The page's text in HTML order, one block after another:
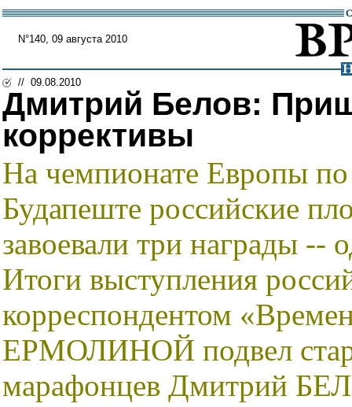
N°140, 09 августа 2010
// 09.08.2010
Дмитрий Белов:
коррективы
На чемпионате Европы
Будапеште российские
завоевали три награды --
Итоги выступления
корреспондентом
ЕРМОЛИНОЙ подвел
марафонцев Дмитрий